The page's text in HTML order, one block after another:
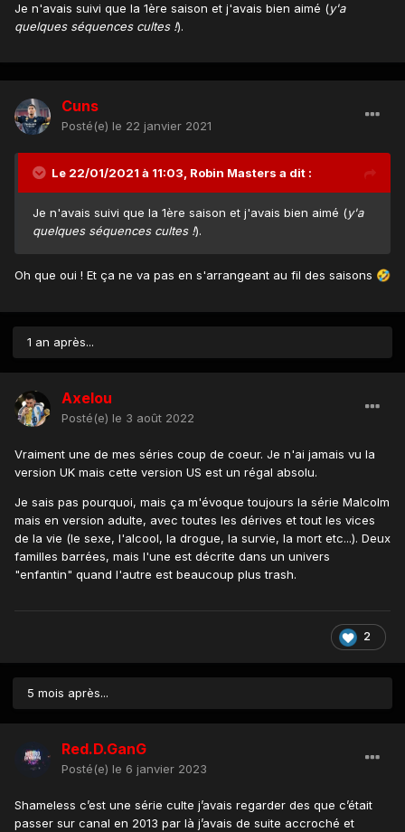
Je n'avais suivi que la 1ère saison et j'avais bien aimé (y'a
quelques séquences cultes !).
Cuns
Posté(e) le 22 janvier 2021
Le 22/01/2021 à 11:03, Robin Masters a dit :
Je n'avais suivi que la 1ère saison et j'avais bien aimé (y'a
quelques séquences cultes !).
Oh que oui ! Et ça ne va pas en s'arrangeant au fil des saisons 🤣
1 an après...
Axelou
Posté(e) le 3 août 2022
Vraiment une de mes séries coup de coeur. Je n'ai jamais vu la
version UK mais cette version US est un régal absolu.
Je sais pas pourquoi, mais ça m'évoque toujours la série Malcolm
mais en version adulte, avec toutes les dérives et tout les vices
de la vie (le sexe, l'alcool, la drogue, la survie, la mort etc...). Deux
familles barrées, mais l'une est décrite dans un univers
"enfantin" quand l'autre est beaucoup plus trash.
2
5 mois après...
Red.D.GanG
Posté(e) le 6 janvier 2023
Shameless c’est une série culte j’avais regarder des que c’était
passer sur canal en 2013 par là j’avais de suite accroché et